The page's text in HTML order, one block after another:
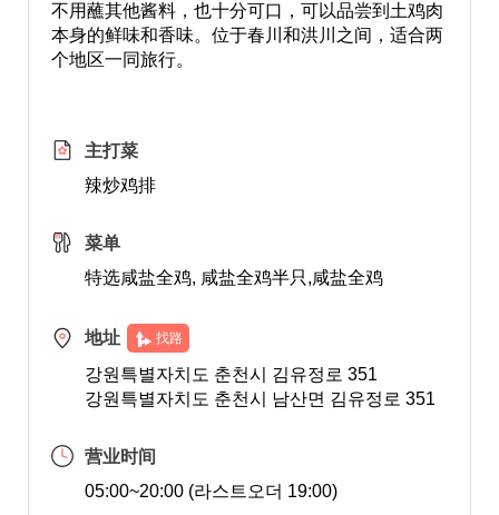
不用蘸其他酱料，也十分可口，可以品尝到土鸡肉
本身的鲜味和香味。位于春川和洪川之间，适合两
个地区一同旅行。
主打菜
辣炒鸡排
菜单
特选咸盐全鸡, 咸盐全鸡半只,咸盐全鸡
地址 找路
강원특별자치도 춘천시 김유정로 351
강원특별자치도 춘천시 남산면 김유정로 351
营业时间
05:00~20:00 (라스트오더 19:00)